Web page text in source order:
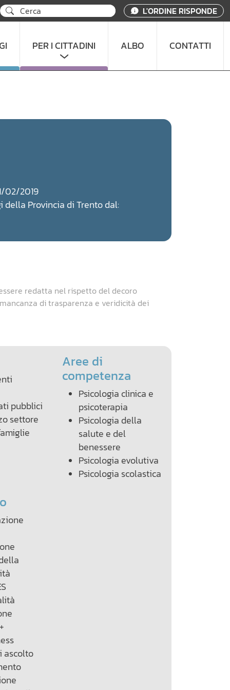
L'ORDINE RISPONDE
PER I CITTADINI ALBO CONTATTI
02/2019
Provincia di Trento dal:
redatta nel rispetto del decoro
di trasparenza e veridicità dei
pubblici
settore
Aree di
competenza
Psicologia clinica e
psicoterapia
Psicologia della
salute e del
benessere
Psicologia evolutiva
Psicologia scolastica
ascolto